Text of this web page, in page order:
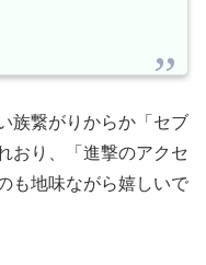
族繋がりからか「セブ
おり、「進撃のアクセ
も地味ながら嬉しいで